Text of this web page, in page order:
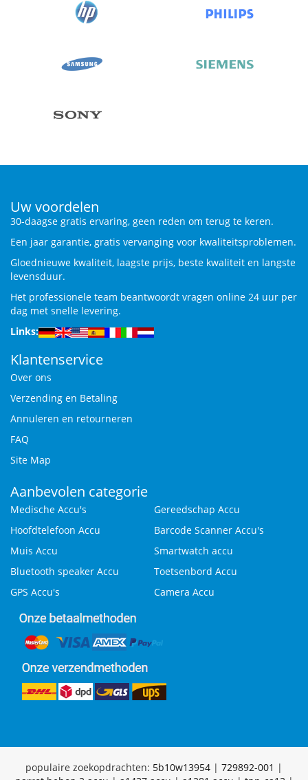
Uw voordelen
30-daagse gratis ervaring, geen reden om terug te keren.
Een jaar garantie, gratis vervanging voor kwaliteitsproblemen.
Gloednieuwe kwaliteit, laagste prijs, beste kwaliteit en langste
levensduur.
Het professionele team beantwoordt vragen online 24 uur per
dag met snelle levering.
Links:
Klantenservice
Over ons
Verzending en Betaling
Annuleren en retourneren
FAQ
Site Map
Aanbevolen categorie
Medische Accu's
Gereedschap Accu
Hoofdtelefoon Accu
Barcode Scanner Accu's
Muis Accu
Smartwatch accu
Bluetooth speaker Accu
Toetsenbord Accu
GPS Accu's
Camera Accu
populaire zoekopdrachten: 5b10w13954 | 729892-001 |